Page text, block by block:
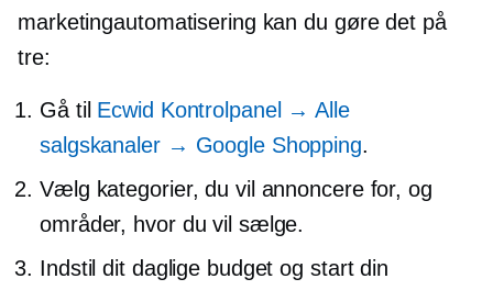
marketingautomatisering kan du gøre det på
tre:
Gå til Ecwid Kontrolpanel → Alle
salgskanaler → Google Shopping.
Vælg kategorier, du vil annoncere for, og
områder, hvor du vil sælge.
Indstil dit daglige budget og start din